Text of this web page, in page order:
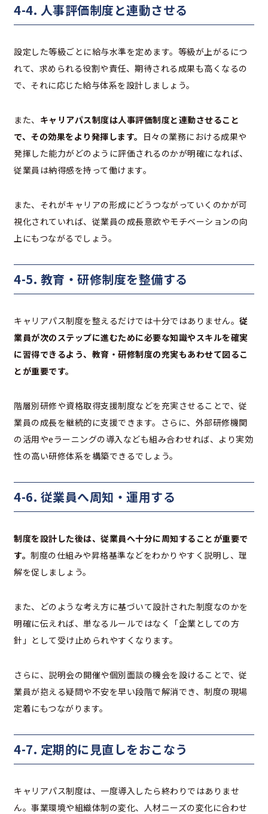
4-4. 人事評価制度と連動させる
設定した等級ごとに給与水準を定めます。等級が上がるにつ
れて、求められる役割や責任、期待される成果も高くなるの
で、それに応じた給与体系を設計しましょう。
また、 キャリアパス制度は人事評価制度と連動させること
で、その効果をより発揮します。 日々の業務における成果や
発揮した能力がどのように評価されるのかが明確になれば、
従業員は納得感を持って働けます。
また、それがキャリアの形成にどうつながっていくのかが可
視化されていれば、従業員の成長意欲やモチベーションの向
上にもつながるでしょう。
4-5. 教育・研修制度を整備する
キャリアパス制度を整えるだけでは十分ではありません。 従
業員が次のステップに進むために必要な知識やスキルを確実
に習得できるよう、教育・研修制度の充実もあわせて図るこ
とが重要です。
階層別研修や資格取得支援制度などを充実させることで、従
業員の成長を継続的に支援できます。さらに、外部研修機関
の活用やeラーニングの導入なども組み合わせれば、より実効
性の高い研修体系を構築できるでしょう。
4-6. 従業員へ周知・運用する
制度を設計した後は、従業員へ十分に周知することが重要で
す。 制度の仕組みや昇格基準などをわかりやすく説明し、理
解を促しましょう。
また、どのような考え方に基づいて設計された制度なのかを
明確に伝えれば、単なるルールではなく「企業としての方
針」として受け止められやすくなります。
さらに、説明会の開催や個別面談の機会を設けることで、従
業員が抱える疑問や不安を早い段階で解消でき、制度の現場
定着にもつながります。
4-7. 定期的に見直しをおこなう
キャリアパス制度は、一度導入したら終わりではありませ
ん。事業環境や組織体制の変化、人材ニーズの変化に合わせ